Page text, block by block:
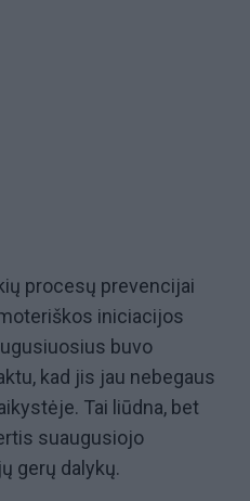
procesų prevencijai
iniciacijos
buvo
kad jis jau nebegaus
Tai liūdna, bet
suaugusiojo
gerų dalykų.